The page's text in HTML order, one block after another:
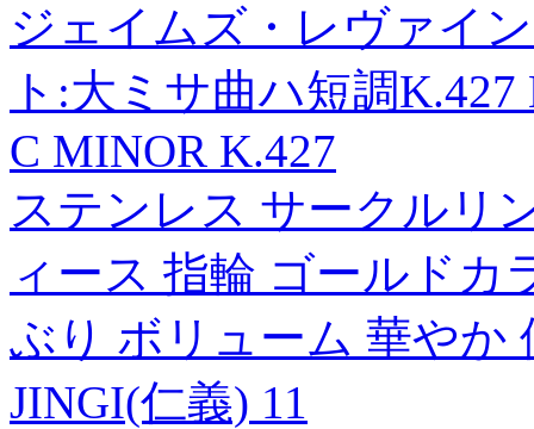
ジェイムズ・レヴァイ
ト:大ミサ曲ハ短調K.427
C MINOR K.427
ステンレス サークルリ
ィース 指輪 ゴールドカ
ぶり ボリューム 華やか
JINGI(仁義) 11